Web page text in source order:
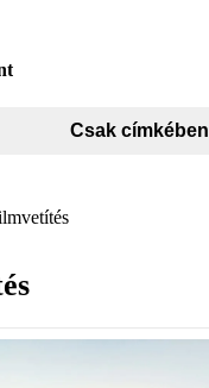
Csak címkében